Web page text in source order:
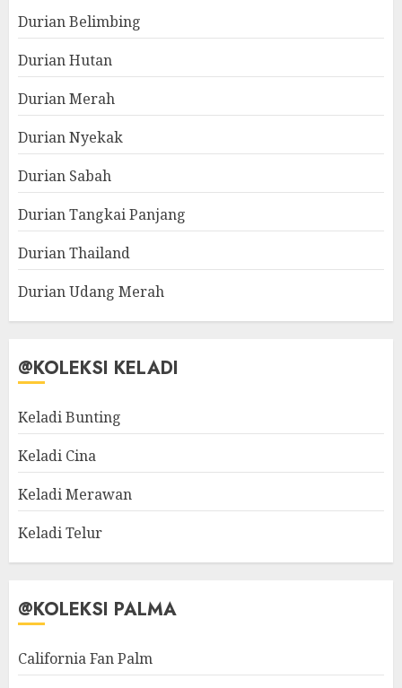
Durian Belimbing
Durian Hutan
Durian Merah
Durian Nyekak
Durian Sabah
Durian Tangkai Panjang
Durian Thailand
Durian Udang Merah
@KOLEKSI KELADI
Keladi Bunting
Keladi Cina
Keladi Merawan
Keladi Telur
@KOLEKSI PALMA
California Fan Palm